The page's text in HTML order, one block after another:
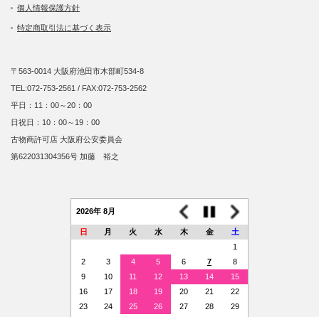
個人情報保護方針
特定商取引法に基づく表示
〒563-0014 大阪府池田市木部町534-8
TEL:072-753-2561 / FAX:072-753-2562
平日：11：00～20：00
日祝日：10：00～19：00
古物商許可店 大阪府公安委員会
第622031304356号 加藤 裕之
2026年 8月
日 月 火 水 木 金
土
1
2
3 4 5 6 7
8
9
10 11 12 13 14
15
16
17 18 19 20 21
22
23
24 25 26 27 28
29